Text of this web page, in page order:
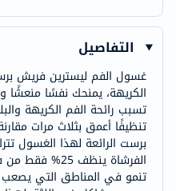
التفاصيل
غسول الفم ليسترين فريش
الكريهة، يمنحك نفسًا منعشًا
تسبب رائحة الفم الكريهة
تنظيفًا أعمق بثلاث مرات
برست الرائعة لهذا الغسول
الفرشاة ينظف
تنمو في المناطق التي